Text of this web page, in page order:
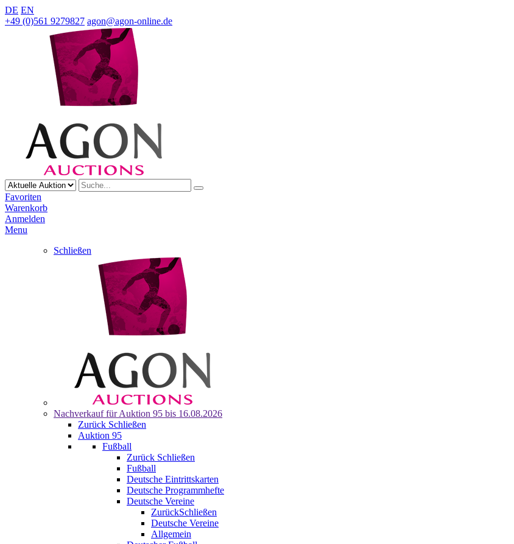
DE EN
+49 (0)561 9279827 agon@agon-online.de
Favoriten
Warenkorb
Anmelden
Menu
Schließen
Nachverkauf für Auktion 95 bis 16.08.2026
Zurück Schließen
Auktion 95
Fußball
Zurück Schließen
Fußball
Deutsche Eintrittskarten
Deutsche Programmhefte
Deutsche Vereine
ZurückSchließen
Deutsche Vereine
Allgemein